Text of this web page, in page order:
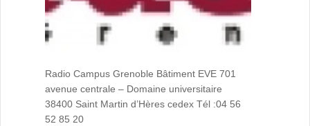
Radio Campus Grenoble Bâtiment EVE 701
avenue centrale – Domaine universitaire
38400 Saint Martin d’Hères cedex Tél :04 56
52 85 20